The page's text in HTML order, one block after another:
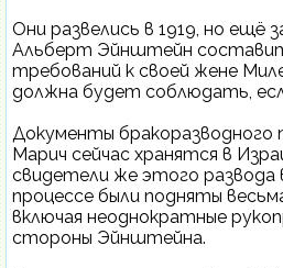
Они развелись в 1919, но ещё
Альберт Эйнштейн
требований к своей жене
должна будет соблюдать,
Документы бракоразводного
Марич сейчас хранятся в
свидетели же этого развода
процессе были подняты
включая неоднократные
стороны Эйнштейна.